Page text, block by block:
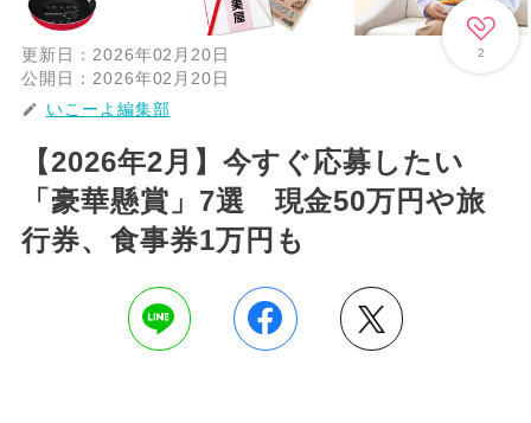
2
更新日： 2026年02月20日
公開日： 2026年02月20日
いこーよ編集部
【2026年2月】今すぐ応募したい
「豪華懸賞」7選 現金50万円や旅
行券、食事券1万円も